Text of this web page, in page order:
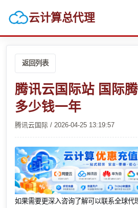
云计算总代理
返回列表
腾讯云国际站 国际
多少钱一年
腾讯云国际 / 2026-04-25 13:19:57
如果需要更深入咨询了解可以联系全球代